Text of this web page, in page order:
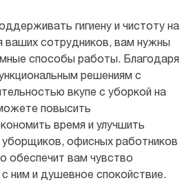
гигиену и чистоту на
ваших сотрудников, вам нужны
способы работы. Благодаря
решениям с
вкупе с уборкой на
повысить
время и улучшить
офисных работников
обеспечит вам чувство
ним и душевное спокойствие.